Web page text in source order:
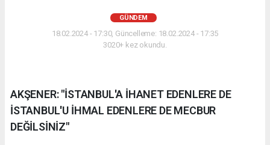
GÜNDEM
18.02.2024 - 17:30, Güncelleme: 18.02.2024 - 17:35
3020+ kez okundu.
AKŞENER: "İSTANBUL'A İHANET EDENLERE DE
İSTANBUL'U İHMAL EDENLERE DE MECBUR
DEĞİLSİNİZ"